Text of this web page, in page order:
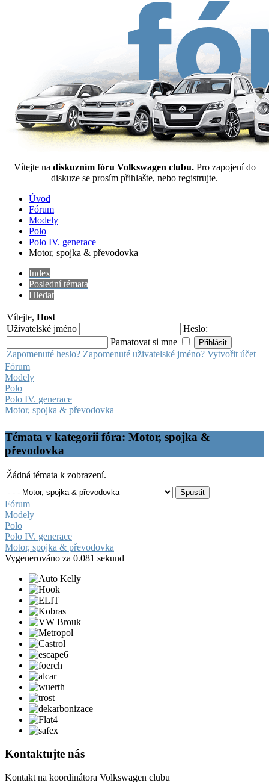
Vítejte na diskuzním fóru Volkswagen clubu. Pro zapojení do
diskuze se prosím přihlašte, nebo registrujte.
Úvod
Fórum
Modely
Polo
Polo IV. generace
Motor, spojka & převodovka
Index
Poslední témata
Hledat
Vítejte, Host
Uživatelské jméno
Heslo:
Pamatovat si mne
Zapomenuté heslo? Zapomenuté uživatelské jméno? Vytvořit účet
Fórum
Modely
Polo
Polo IV. generace
Motor, spojka & převodovka
Témata v kategorii fóra: Motor, spojka &
převodovka
Žádná témata k zobrazení.
Fórum
Modely
Polo
Polo IV. generace
Motor, spojka & převodovka
Vygenerováno za 0.081 sekund
Kontaktujte nás
Kontakt na koordinátora Volkswagen clubu